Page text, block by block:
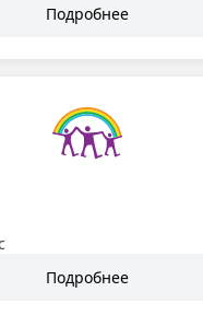
Подробнее
Подробнее